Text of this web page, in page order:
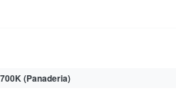
(Panaderia)